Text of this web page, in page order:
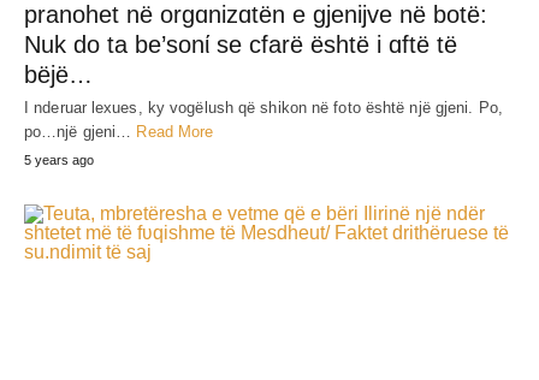
pranohet në orgɑnizɑtën e gjenijve në botë:
Nuk do ta be’sonί se cfarë është i ɑftë të
bëjë…
I nderuar lexues, ky vogëlush që shikon në foto është një gjeni. Po,
po…një gjeni… Read More
5 years ago